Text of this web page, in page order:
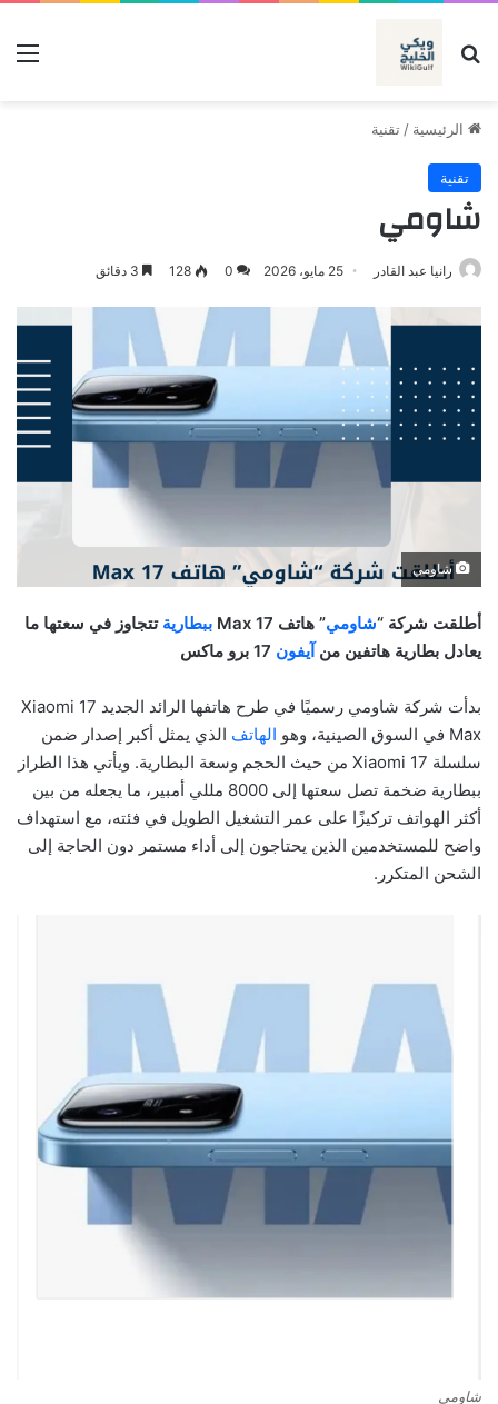
بحث عن
الرئيسية / تقنية
تقنية
شاومي
رانيا عبد القادر 25 مايو، 2026 0
128
شاومي
أطلقت شركة “شاومي” هاتف 17 Max ببطارية تتجاوز في سعتها ما
يعادل بطارية هاتفين منآيفون
بدأت شركة شاومي رسميًا في طرح هاتفها الرائد الجديد Xiaomi 17
Max في السوق الصينية، وهو
الهاتف الذي يمثل أكبر إصدار ضمن
سلسلة Xiaomi 17 من حيث الحجم وسعة البطارية. ويأتي هذا الطراز
ببطارية ضخمة تصل سعتها إلى 8000 مللي أمبير، ما يجعله من بين
أكثر الهواتف تركيزًا على عمر التشغيل الطويل في فئته، مع استهداف
واضح للمستخدمين الذين يحتاجون إلى أداء مستمر دون الحاجة إلى
الشحن المتكرر.
شاومي